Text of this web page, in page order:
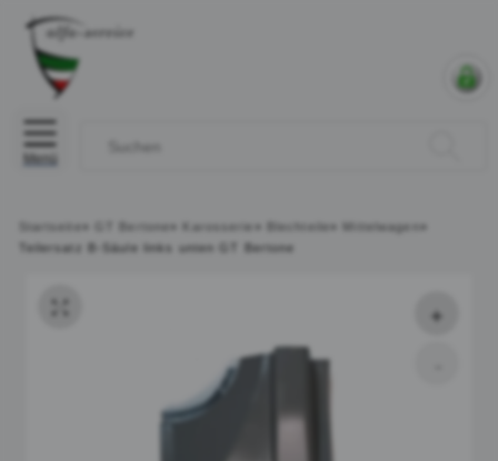
Menü
Startseite » GT Bertone » Karosserie » Blechteile » Mittelwagen
»
Teilersatz B-Säule links unten GT Bertone